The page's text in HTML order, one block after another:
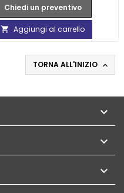
Chiedi un preventivo
 Aggiungi al carrello
TORNA ALL'INIZIO 


